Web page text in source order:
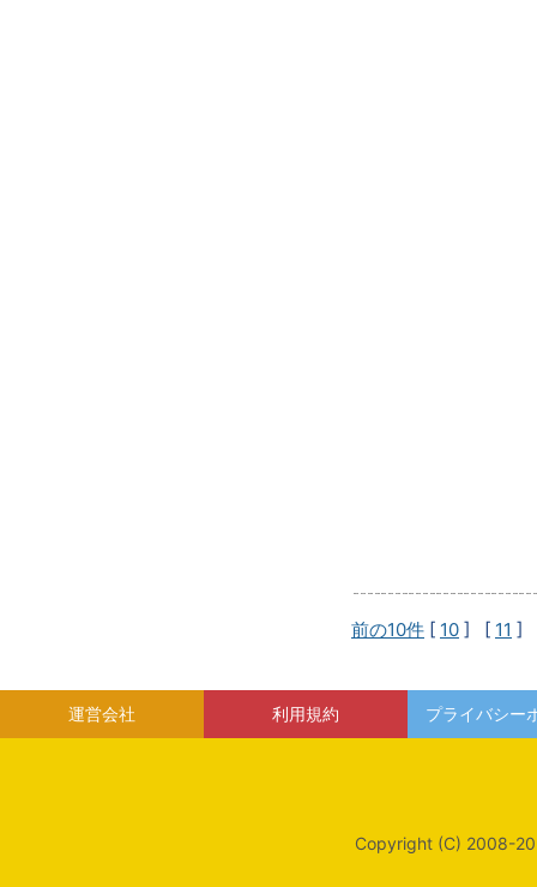
前の10件 [ 10 ] [ 11 ]
運営会社 利用規約 プライバシー
Copyright (C) 2008-